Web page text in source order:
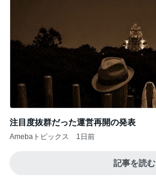
注目度抜群だった運営再開の発表
Amebaトピックス 1日前
記事を読む